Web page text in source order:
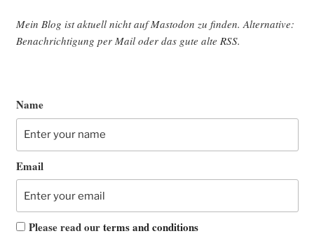
Mein Blog ist aktu­ell nicht auf Mast­o­don zu fin­den. Alter­na­ti­ve:
Benach­rich­ti­gung per Mail oder das gute alte RSS.
Name
Email
Please read ourterms and conditions